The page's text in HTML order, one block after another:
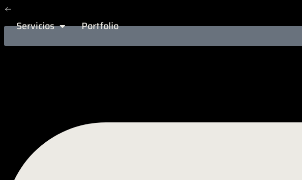
Servicios Portfolio
Gastronomía